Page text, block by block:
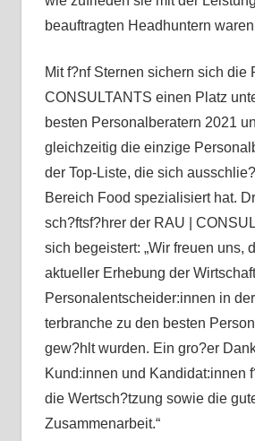
beauftragten Headhuntern
Mit f?nf Sternen sichern sich die
CONSULTANTS einen Platz
besten Personalberatern 2021
gleichzeitig die einzige
der Top-Liste, die sich
Bereich Food spezialisiert hat.
sch?ftsf?hrer der RAU |
sich begeistert: „Wir freuen uns,
aktueller Erhebung der
Personalentscheider:innen in
terbranche zu den besten
gew?hlt wurden. Ein gro?er
Kund:innen und Kandidat:innen
die Wertsch?tzung sowie die
Zusammenarbeit.“